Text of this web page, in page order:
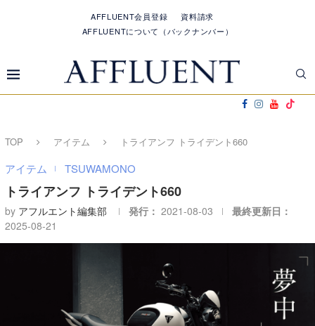
AFFLUENT会員登録
資料請求
AFFLUENTについて（バックナンバー）
TOP アイテム トライアンフ トライデント660
アイテム TSUWAMONO
トライアンフ トライデント660
by アフルエント編集部 発行： 2021-08-03
最終更新日：
2025-08-21